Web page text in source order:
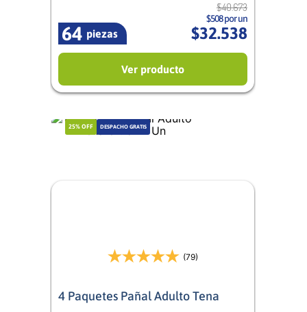
piezas
64
$40.673
$508 por un
$32.538
Ver producto
25% OFF DESPACHO GRATIS
(79)
4 Paquetes Pañal Adulto Tena